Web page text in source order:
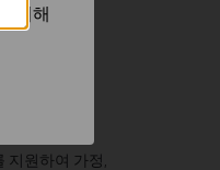
지원하여 가정,
위해